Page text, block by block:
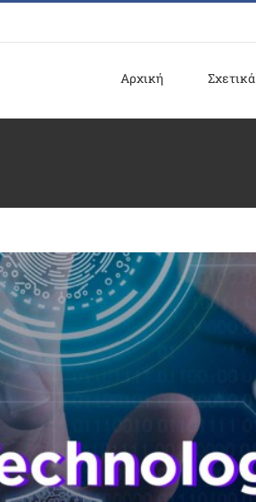
Αρχική Σχετικά